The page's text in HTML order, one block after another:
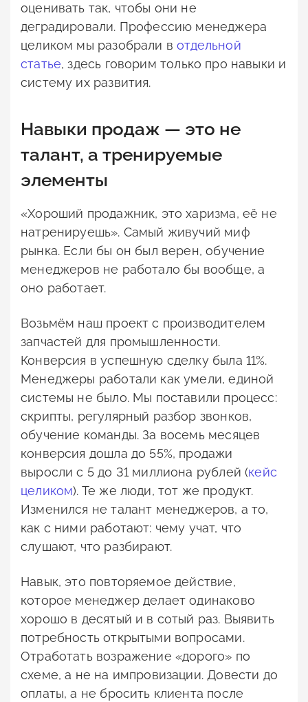
оценивать так, чтобы они не
деградировали. Профессию менеджера
целиком мы разобрали вотдельной
статье, здесь говорим только про навыки и
систему их развития.
Навыки продаж — это не
талант, а тренируемые
элементы
«Хороший продажник, это харизма, её не
натренируешь». Самый живучий миф
рынка. Если бы он был верен, обучение
менеджеров не работало бы вообще, а
оно работает.
Возьмём наш проект с производителем
запчастей для промышленности.
Конверсия в успешную сделку была 11%.
Менеджеры работали как умели, единой
системы не было. Мы поставили процесс:
скрипты, регулярный разбор звонков,
обучение команды. За восемь месяцев
конверсия дошла до 55%, продажи
выросли с 5 до 31 миллиона рублей (кейс
целиком). Те же люди, тот же продукт.
Изменился не талант менеджеров, а то,
как с ними работают: чему учат, что
слушают, что разбирают.
Навык, это повторяемое действие,
которое менеджер делает одинаково
хорошо в десятый и в сотый раз. Выявить
потребность открытыми вопросами.
Отработать возражение «дорого» по
схеме, а не на импровизации. Довести до
оплаты, а не бросить клиента после